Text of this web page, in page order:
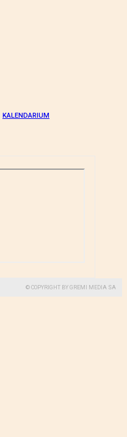
KALENDARIUM
© COPYRIGHT BY GREMI MEDIA SA